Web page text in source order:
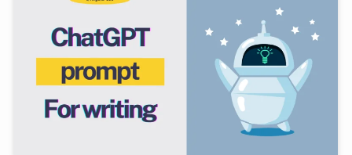
SEOコラム